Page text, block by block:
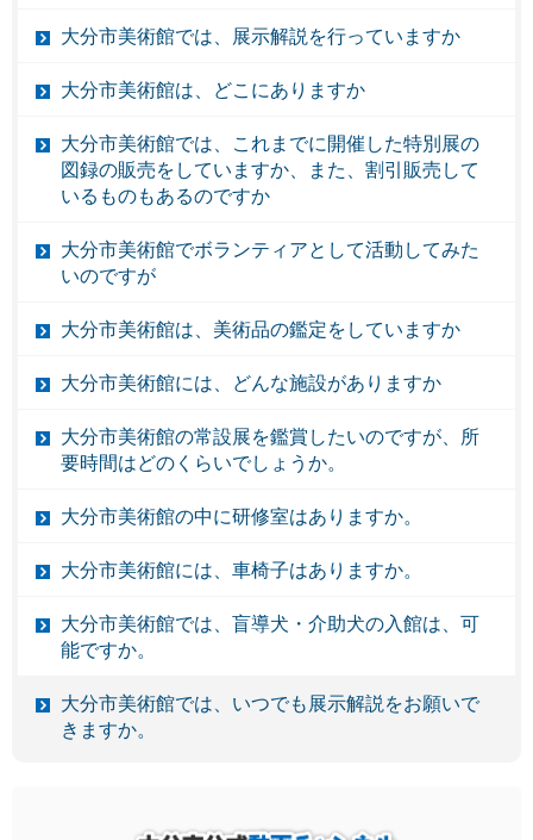
大分市美術館では、展示解説を行っていますか
大分市美術館は、どこにありますか
大分市美術館では、これまでに開催した特別展の
図録の販売をしていますか、また、割引販売して
いるものもあるのですか
大分市美術館でボランティアとして活動してみた
いのですが
大分市美術館は、美術品の鑑定をしていますか
大分市美術館には、どんな施設がありますか
大分市美術館の常設展を鑑賞したいのですが、所
要時間はどのくらいでしょうか。
大分市美術館の中に研修室はありますか。
大分市美術館には、車椅子はありますか。
大分市美術館では、盲導犬・介助犬の入館は、可
能ですか。
大分市美術館では、いつでも展示解説をお願いで
きますか。